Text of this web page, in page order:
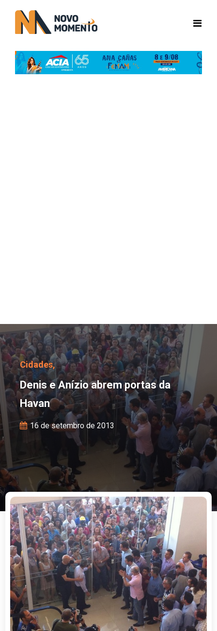
Denis e Anízio abrem
Cidades,
Denis e Anízio abrem portas da
Havan
16 de setembro de 2013